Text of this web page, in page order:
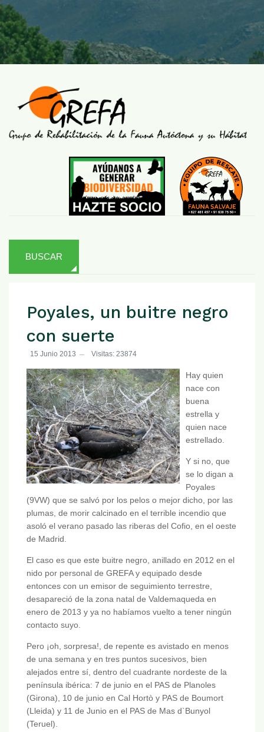
BUSCAR
Poyales, un buitre negro
con suerte
15 Junio 2013 Visitas: 23874
Hay quien
nace con
buena
estrella y
quien nace
estrellado.
Y si no, que
se lo digan a
Poyales
(9VW) que se salvó por los pelos o mejor dicho, por las
plumas, de morir calcinado en el terrible incendio que
asoló el verano pasado las riberas del Cofio, en el oeste
de Madrid.
El caso es que este buitre negro, anillado en 2012 en el
nido por personal de GREFA y equipado desde
entonces con un emisor de seguimiento terrestre,
desapareció de la zona natal de Valdemaqueda en
enero de 2013 y ya no habíamos vuelto a tener ningún
contacto suyo.
Pero ¡oh, sorpresa!, de repente es avistado en menos
de una semana y en tres puntos sucesivos, bien
alejados entre sí, dentro del cuadrante nordeste de la
península ibérica: 7 de junio en el PAS de Planoles
(Girona), 10 de junio en Cal Hortò y PAS de Boumort
(Lleida) y 11 de Junio en el PAS de Mas d`Bunyol
(Teruel).